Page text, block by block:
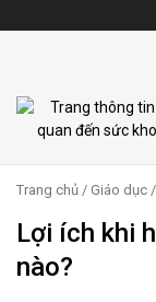
Trang chủ / Giáo dục /
Lợi ích khi
nào?